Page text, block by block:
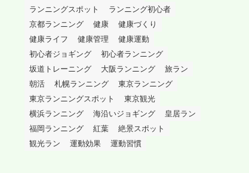
ランニングスポット
ランニング初心者
京都ランニング
健康
健康づくり
健康ライフ
健康管理
健康運動
初心者ジョギング
初心者ランニング
坂道トレーニング
大阪ランニング
旅ラン
朝活
札幌ランニング
東京ランニング
東京ランニングスポット
東京観光
横浜ランニング
海沿いジョギング
皇居ラン
福岡ランニング
紅葉
絶景スポット
観光ラン
運動効果 運動習慣